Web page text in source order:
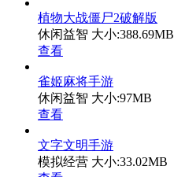
植物大战僵尸2破解版
休闲益智 大小:388.69MB
查看
雀姬麻将手游
休闲益智 大小:97MB
查看
文字文明手游
模拟经营 大小:33.02MB